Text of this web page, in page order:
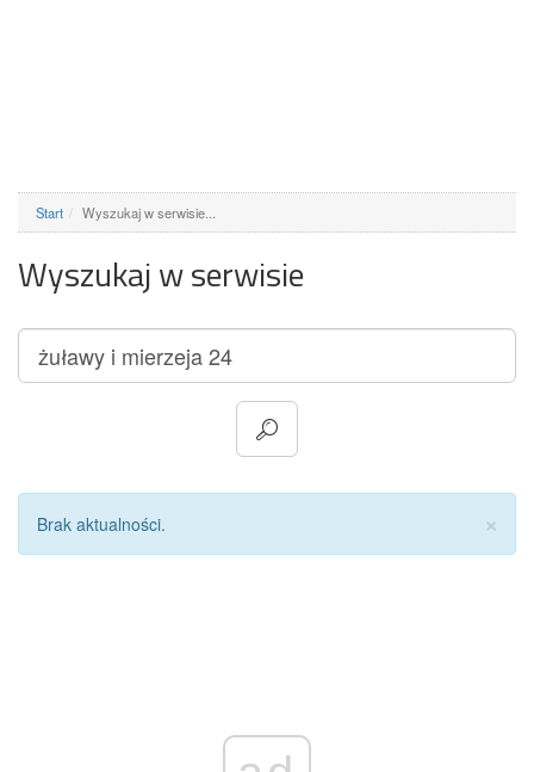
Start Wyszukaj w serwisie...
Wyszukaj w serwisie
×
Brak aktualności.